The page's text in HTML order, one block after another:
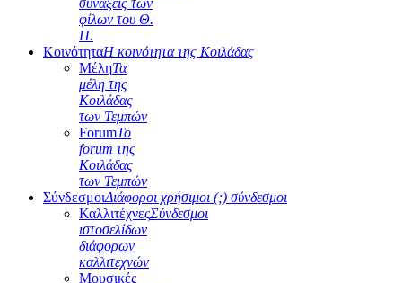
συνάξεις των
φίλων του Θ.
Π.
ΚοινότηταΗ κοινότητα της Κοιλάδας
ΜέληΤα
μέλη της
Κοιλάδας
των Τεμπών
ForumΤο
forum της
Κοιλάδας
των Τεμπών
ΣύνδεσμοιΔιάφοροι χρήσιμοι (;) σύνδεσμοι
ΚαλλιτέχνεςΣύνδεσμοι
ιστοσελίδων
διάφορων
καλλιτεχνών
Μουσικές